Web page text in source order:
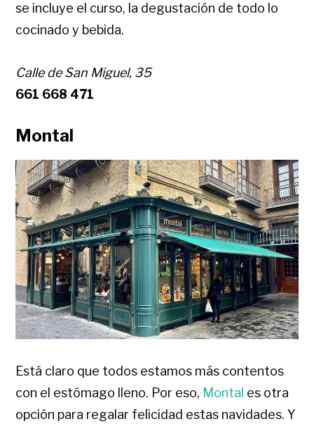
se incluye el curso, la degustación de todo lo
cocinado y bebida.
Calle de San Miguel, 35
661 668 471
Montal
Está claro que todos estamos más contentos
con el estómago lleno. Por eso, Montal es otra
opción para regalar felicidad estas navidades. Y